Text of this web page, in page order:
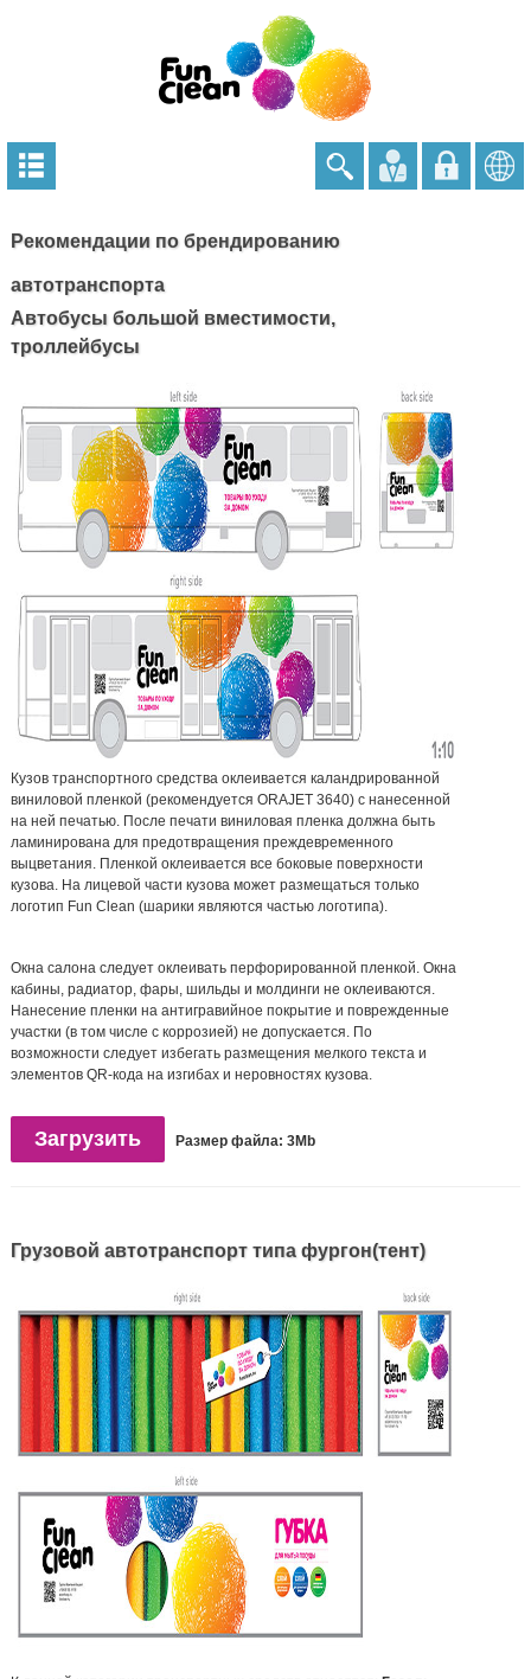
Рекомендации по брендированию
автотранспорта
Автобусы большой вместимости,
троллейбусы
Кузов транспортного средства оклеивается каландрированной
виниловой пленкой (рекомендуется ORAJET 3640) с нанесенной
на ней печатью. После печати виниловая пленка должна быть
ламинирована для предотвращения преждевременного
выцветания. Пленкой оклеивается все боковые поверхности
кузова. На лицевой части кузова может размещаться только
логотип Fun Clean (шарики являются частью логотипа).
Окна салона следует оклеивать перфорированной пленкой. Окна
кабины, радиатор, фары, шильды и молдинги не оклеиваются.
Нанесение пленки на антигравийное покрытие и поврежденные
участки (в том числе с коррозией) не допускается. По
возможности следует избегать размещения мелкого текста и
элементов QR-кода на изгибах и неровностях кузова.
Загрузить Размер файла: 3Mb
Грузовой автотранспорт типа фургон(тент)